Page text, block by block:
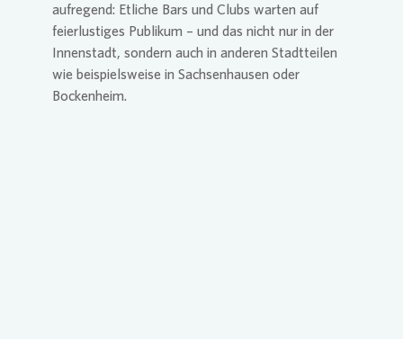
aufregend: Etliche Bars und Clubs warten auf
feierlustiges Publikum – und das nicht nur in der
Innenstadt, sondern auch in anderen Stadtteilen
wie beispielsweise in Sachsenhausen oder
Bockenheim.